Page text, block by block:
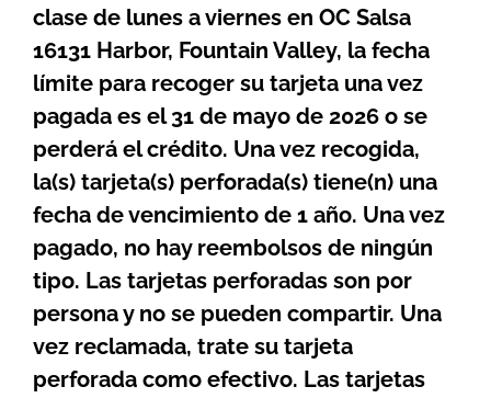
clase de lunes a viernes en OC Salsa
16131 Harbor, Fountain Valley, la fecha
límite para recoger su tarjeta una vez
pagada es el 31 de mayo de 2026 o se
perderá el crédito. Una vez recogida,
la(s) tarjeta(s) perforada(s) tiene(n) una
fecha de vencimiento de 1 año. Una vez
pagado, no hay reembolsos de ningún
tipo. Las tarjetas perforadas son por
persona y no se pueden compartir. Una
vez reclamada, trate su tarjeta
perforada como efectivo. Las tarjetas